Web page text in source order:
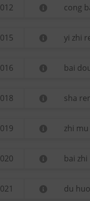
012 cong
015 yi zhi
016 bai
018 sha
019 zhi mu
020 bai zhi
021 du huo